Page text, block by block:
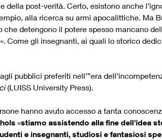
della post-verità. Certo, esistono anche
alla ricerca su armi apocalittiche. Ma
che detengono il potere spesso mancano
Come gli insegnanti, ai quali lo storico
pubblici preferiti nell’”era
(LUISS University Press).
hanno avuto accesso a tanta
«stiamo assistendo alla fine dell’idea
e insegnanti, studiosi e fantasiosi